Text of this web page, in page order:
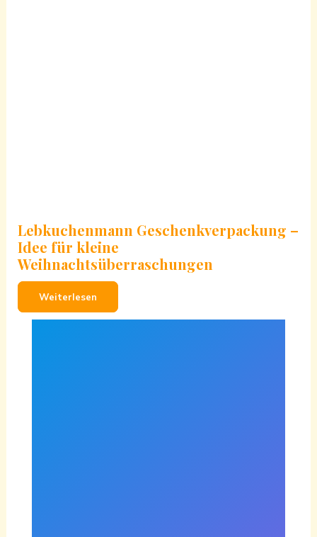
Lebkuchenmann Geschenkverpackung –
Idee für kleine
Weihnachtsüberraschungen
Weiterlesen